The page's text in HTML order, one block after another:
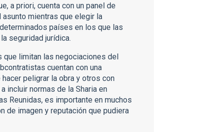
a priori, cuenta con un panel de
mientras que elegir la
países en los que las
seguridad jurídica.
que limitan las negociaciones del
cuentan con una
peligrar la obra y otros con
incluir normas de la Sharia en
Reunidas, es importante en muchos
de imagen y reputación que pudiera